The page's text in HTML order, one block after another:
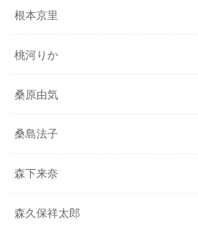
根本京里
桃河りか
桑原由気
桑島法子
森下来奈
森久保祥太郎